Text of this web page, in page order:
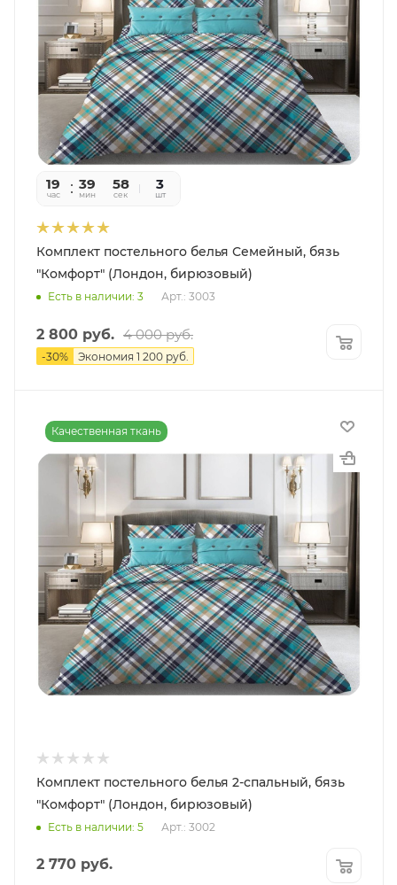
19
час
39
мин
56
сек
3
шт
Комплект постельного белья Семейный, бязь
"Комфорт" (Лондон, бирюзовый)
Есть в наличии: 3 Арт.: 3003
2 800 руб. 4 000руб.
-30% Экономия 1 200 руб.
Качественная ткань
Комплект постельного белья 2-спальный, бязь
"Комфорт" (Лондон, бирюзовый)
Есть в наличии: 5 Арт.: 3002
2 770 руб.